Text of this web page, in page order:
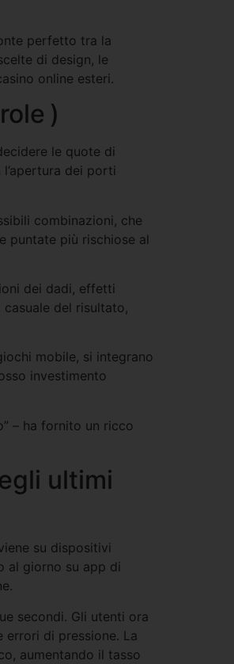
perfetto tra la
di design, le
online esteri.
)
le quote di
dei porti
combinazioni, che
puntate più rischiose al
dei dadi, effetti
del risultato,
mobile, si integrano
investimento
– ha fornito un ricco
ultimi
su dispositivi
al giorno su app di
secondi. Gli utenti ora
errori di pressione. La
aumentando il tasso